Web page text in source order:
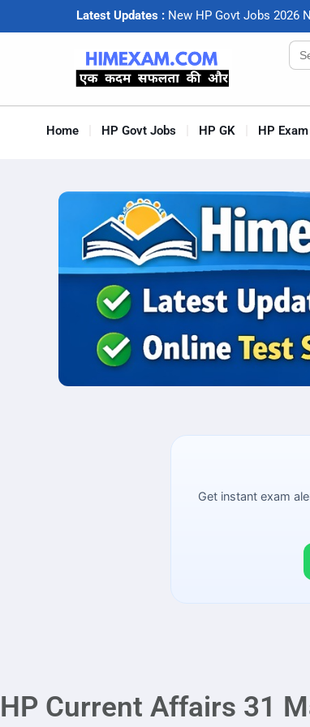
Latest Updates : New HP Govt Jobs 2026
Home HP Govt Jobs HP GK HP
Get instant exam
HP Current Affairs 31